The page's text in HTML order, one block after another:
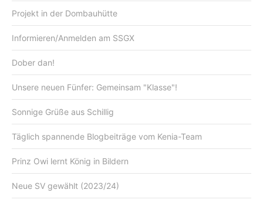
Projekt in der Dombauhütte
Informieren/Anmelden am SSGX
Dober dan!
Unsere neuen Fünfer: Gemeinsam "Klasse"!
Sonnige Grüße aus Schillig
Täglich spannende Blogbeiträge vom Kenia-Team
Prinz Owi lernt König in Bildern
Neue SV gewählt (2023/24)